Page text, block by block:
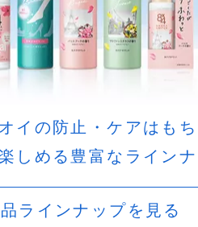
イの防止・ケアはもち
しめる豊富なラインナ
ラインナップを見る